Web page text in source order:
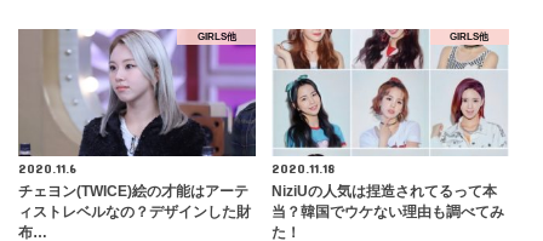
GIRLS他
2020.11.6
チェヨン(TWICE)絵の才能はアーテ
ィストレベルなの？デザインした財
布…
GIRLS他
2020.11.18
NiziUの人気は捏造されてるって本
当？韓国でウケない理由も調べてみ
た！